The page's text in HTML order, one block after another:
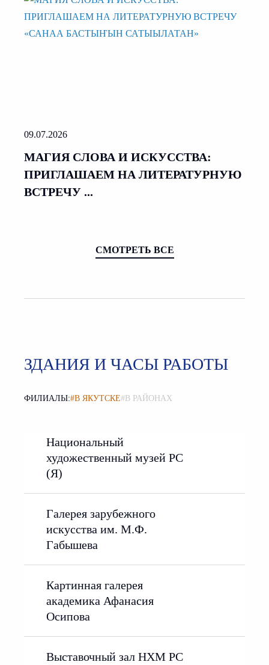
09.07.2026
МАГИЯ СЛОВА И ИСКУССТВА:
ПРИГЛАШАЕМ НА ЛИТЕРАТУРНУЮ
ВСТРЕЧУ ...
СМОТРЕТЬ ВСЕ
ЗДАНИЯ И ЧАСЫ РАБОТЫ
ФИЛИАЛЫ:#В ЯКУТСКЕ#В РАЙОНАХ
Национальный
художественный музей РС
(Я)
Галерея зарубежного
искусства им. М.Ф.
Габышева
Картинная галерея
академика Афанасия
Осипова
Выставочный зал НХМ РС